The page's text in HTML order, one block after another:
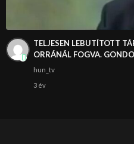
TELJESEN LEBUTÍTOTT
ORRÁNÁL FOGVA.
hun_tv
3 év